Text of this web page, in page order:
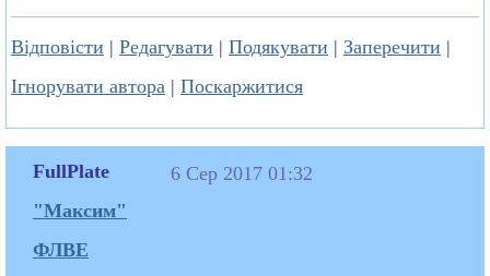
Відповісти | Редагувати | Подякувати | Заперечити |
Ігнорувати автора | Поскаржитися
FullPlate
"Максим"
ФЛВЕ
6 Сер 2017 01:32